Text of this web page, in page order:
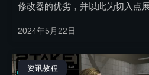
修改器的优劣，并以此为切入点
2024年5月22日
资讯教程